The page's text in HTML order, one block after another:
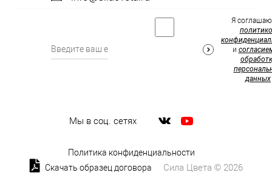
Мы в соц. сетях
Я
и
данных
Политика конфиденциальности
Скачать образец договора
Сила Цвета © 2026